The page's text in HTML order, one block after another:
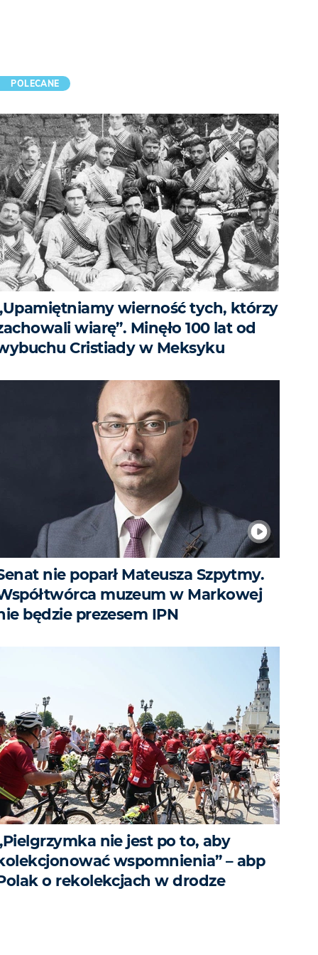
POLECANE
wierność tych, którzy
wiarę”. Minęło 100 lat od
Cristiady w Meksyku
nie poparł Mateusza Szpytmy.
muzeum w Markowej
będzie prezesem IPN
nie jest po to, aby
wspomnienia” – abp
o rekolekcjach w drodze